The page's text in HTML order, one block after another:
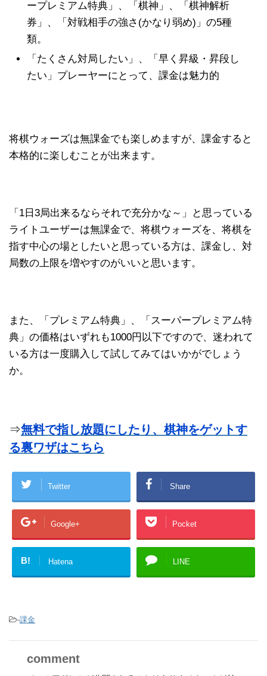
ープレミアム特典」、「棋神」、「棋神解析
券」、「対戦相手の強さ(かなり弱め)」の5種
類。
「たくさん対局したい」、「早く昇級・昇段し
たい」プレーヤーにとって、課金は魅力的
将棋ウォーズは無課金でも楽しめますが、課金すると
本格的に楽しむことが出来ます。
「1日3局出来るならそれで充分かな～」と思っている
ライトユーザーは無課金で、将棋ウォーズを、将棋を
指す中心の場としたいと思っている方は、課金し、対
局数の上限を増やすのがいいと思います。
また、「プレミアム特典」、「スーパープレミアム特
典」の価格はいずれも1000円以下ですので、迷われて
いる方は一度購入して試してみてはいかがでしょう
か。
⇒無料で指し放題にしたり、棋神をゲットす
る裏ワザはこちら
Twitter Share
Google+ Pocket
B! Hatena LINE
-課金
comment